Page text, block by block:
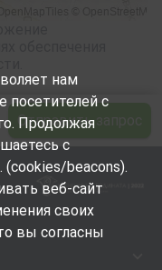
обеспечения
Отправить запрос
нам
посетителей с
Продолжая
с
beacons).
веб-сайт
своих
вы согласны